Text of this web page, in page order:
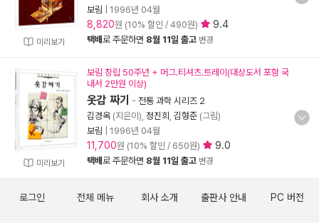
미리보기
보림
1996년 04월
8,820원 (10% 할인 / 490원) 9.4
택배로 주문하면 8월 11일 출고 변경
미리보기
보림 창립 50주년 + 머그.티셔츠.트레이(대상도서 포함 국
내서 2만원 이상)
옷감 짜기 - 전통 과학 시리즈 2
김경옥 (지은이), 정진희 김형준 (그림)
보림
1996년 04월
11,700원 (10% 할인 / 650원) 9.0
택배로 주문하면 8월 11일 출고 변경
로그인 전체 메뉴 회사 소개 출판사 안내 PC 버전